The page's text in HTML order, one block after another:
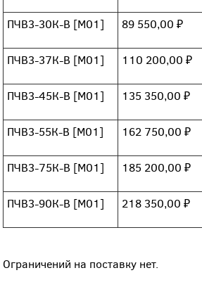
ПЧВ3-30К-В [М01] 89 550,00 ₽
ПЧВ3-37К-В [М01] 110 200,00 ₽
ПЧВ3-45К-В [М01] 135 350,00 ₽
ПЧВ3-55К-В [М01] 162 750,00 ₽
ПЧВ3-75К-В [М01] 185 200,00 ₽
ПЧВ3-90К-В [М01] 218 350,00 ₽
Ограничений на поставку нет.